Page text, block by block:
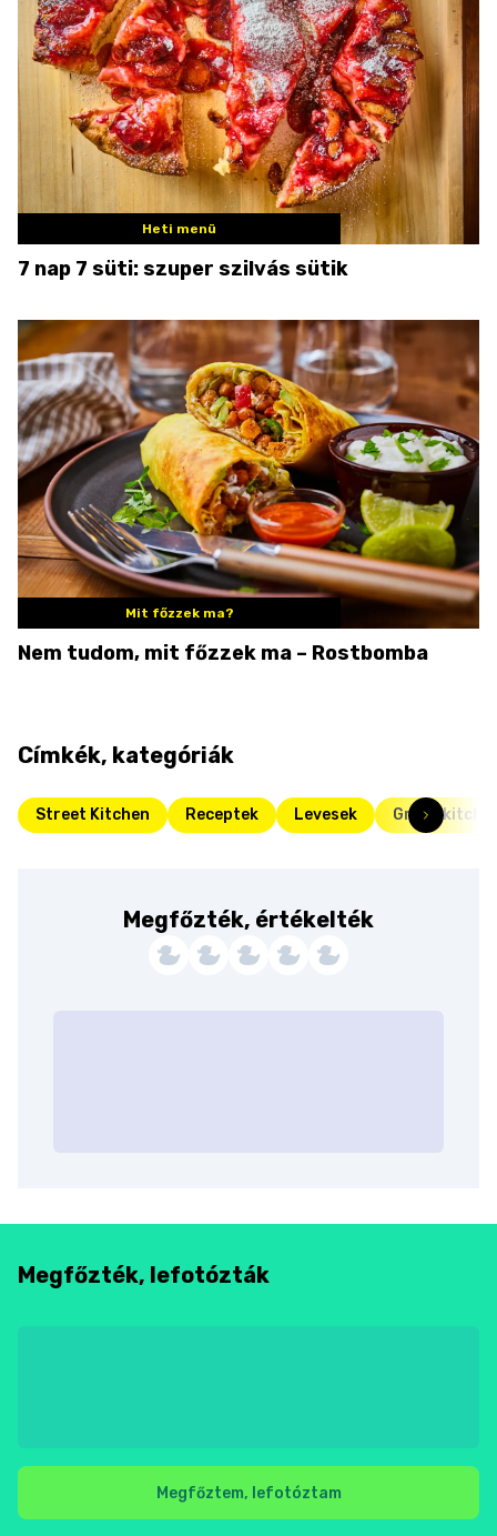
Heti menü
7 nap 7 süti: szuper szilvás sütik
Mit főzzek ma?
Nem tudom, mit főzzek ma – Rostbomba
Címkék, kategóriák
Street Kitchen Receptek Levesek Green
Megfőzték, értékelték
Megfőzték, lefotózták
Megfőztem, lefotóztam